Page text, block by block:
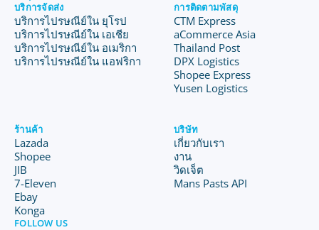
บริการจัดส่ง
บริการไปรษณีย์ใน ยุโรป
บริการไปรษณีย์ใน เอเชีย
บริการไปรษณีย์ใน อเมริกา
บริการไปรษณีย์ใน แอฟริกา
การติดตามพัสดุ
CTM Express
aCommerce Asia
Thailand Post
DPX Logistics
Shopee Express
Yusen Logistics
ร้านค้า
Lazada
Shopee
JIB
7-Eleven
Ebay
Konga
บริษัท
เกี่ยวกับเรา
งาน
วิดเจ็ต
Mans Pasts API
FOLLOW US